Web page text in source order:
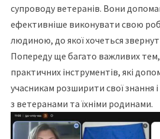
супроводу ветеранів. Вони
ефективніше виконувати свою
людиною, до якої хочеться
Попереду ще багато важливих
практичних інструментів, які
учасникам розширити свої знання
з ветеранами та їхніми родинами.